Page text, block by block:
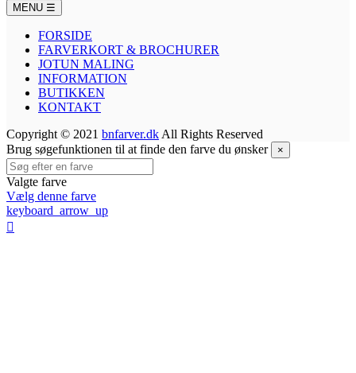
MENU ☰
FORSIDE
FARVERKORT & BROCHURER
JOTUN MALING
INFORMATION
BUTIKKEN
KONTAKT
Copyright © 2021 bnfarver.dk All Rights Reserved
Brug søgefunktionen til at finde den farve du ønsker
×
Valgte farve
Vælg denne farve
keyboard_arrow_up
